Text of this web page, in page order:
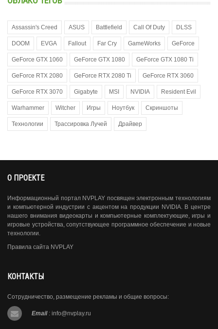
Assassin's Creed ASUS Battlefield Call Of Duty DLSS
DOOM EVGA Fallout Far Cry GameWorks GeForce
GeForce GTX 1060 GeForce GTX 1080 GeForce GTX 1080 Ti
GeForce RTX 2080 GeForce RTX 2080 Ti GeForce RTX 3060
GeForce RTX 3070 Gigabyte MSI NVIDIA Resident Evil
Warhammer Witcher Игры Ноутбук Скриншоты
Технологии Трассировка Лучей Драйвер
О ПРОЕКТЕ
Информационный портал NVPLAY посвящен электронным технологиям
и компьютерной индустрии с акцентом на продукции NVIDIA. В центре
нашего внимания видеокарты и компьютерные комплектующие, игры и
игровые устройства, сопутствующее программное обеспечение и новые
технологии.
Правила сайта NVPLAY
КОНТАКТЫ
Сотрудничество, размещение рекламы и общие вопросы:
Email : info@nvplay.ru